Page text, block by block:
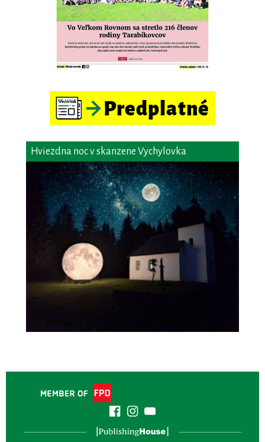
Hviezdna noc v skanzene Vychylovka